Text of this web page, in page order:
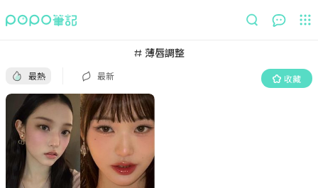
薄唇調整
最熱 最新 收藏
收藏